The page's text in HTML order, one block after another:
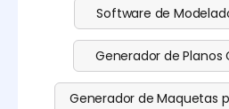
Software de
Generador de Planos
Generador de Maquetas